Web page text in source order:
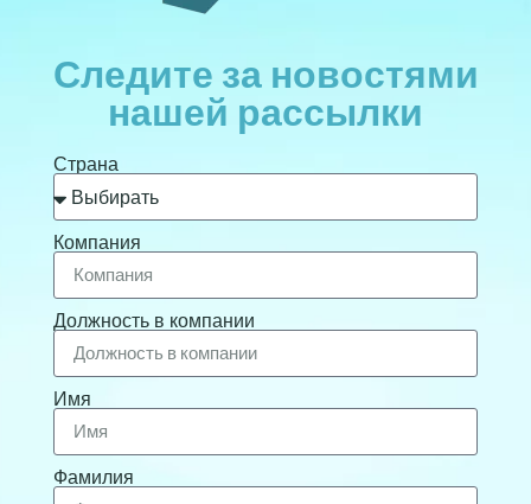
Следите за новостями
нашей рассылки
Страна
Компания
Должность в компании
Имя
Фамилия